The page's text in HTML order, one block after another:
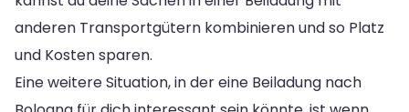
anderen Transportgütern kombinieren und so Platz
und Kosten sparen.
Eine weitere Situation, in der eine Beiladung nach